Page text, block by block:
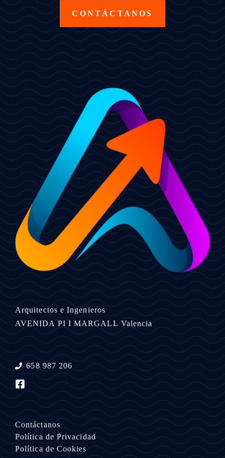
CONTÁCTANOS
Arquitectos e Ingenieros
AVENIDA PI I MARGALL Valencia
658 987 206
Contáctanos
Política de Privacidad
Política de Cookies